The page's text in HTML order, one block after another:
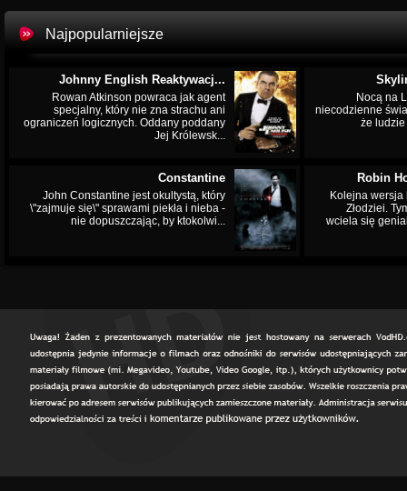
Najpopularniejsze
Johnny English Reaktywacj...
Rowan Atkinson powraca jak agent
specjalny, który nie zna strachu ani
ograniczeń logicznych. Oddany poddany
Jej Królewsk...
Nocą na
niecodzienne
że
Constantine
John Constantine jest okultystą, który
\"zajmuje się\" sprawami piekła i nieba -
nie dopuszczając, by ktokolwi...
Robin
Kolejna wersja
Złodziei.
wciela się